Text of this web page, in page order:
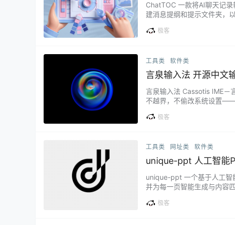
ChatTOC 一款将AI聊天记
建消息提纲和提示文件夹，
屏巨幕，无需开 TV 版会员
极客
工具类 软件类
言泉输入法 开源中文
言泉输入法 Cassotis IME－
不越界，不偷改系统设置——
首页（产品介绍 + SEO）
极客
工具类 网址类 软件类
unique-ppt 人工智能
抖音表情包库
unique-ppt 一个基于人工智
并为每一页智能生成与内容
多种类型的数据记录，包括
极客